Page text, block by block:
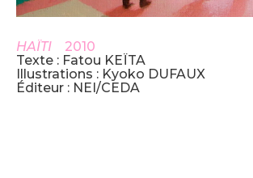
HAÏTI 2010
Texte : Fatou KEÏTA
Illustrations : Kyoko DUFAUX
Éditeur : NEI/CEDA